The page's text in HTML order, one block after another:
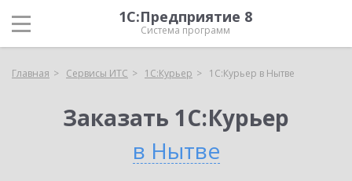
1С:Предприятие 8
Система программ
Главная Сервисы ИТС 1С:Курьер 1С:Курьер в Нытве
Заказать 1С:Курьер
в Нытве